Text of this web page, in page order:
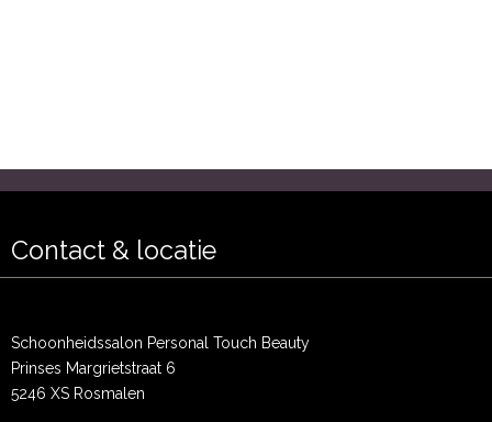
Contact & locatie
Schoonheidssalon Personal Touch Beauty
Prinses Margrietstraat 6
5246 XS Rosmalen